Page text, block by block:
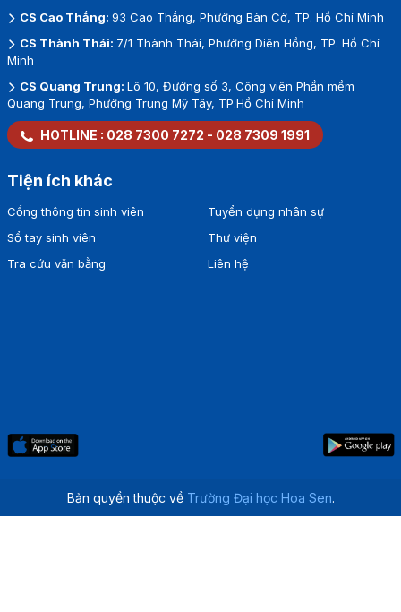
CS Cao Thắng: 93 Cao Thắng, Phường Bàn Cờ, TP. Hồ Chí Minh
CS Thành Thái: 7/1 Thành Thái, Phường Diên Hồng, TP. Hồ Chí
Minh
CS Quang Trung: Lô 10, Đường số 3, Công viên Phần mềm
Quang Trung, Phường Trung Mỹ Tây, TP.Hồ Chí Minh
HOTLINE : 028 7300 7272 - 028 7309 1991
Tiện ích khác
Cổng thông tin sinh viên
Sổ tay sinh viên
Tra cứu văn bằng
Tuyển dụng nhân sự
Thư viện
Liên hệ
Bản quyền thuộc về Trường Đại học Hoa Sen.